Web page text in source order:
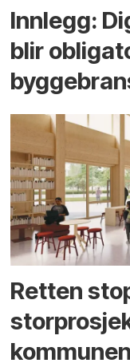
Innlegg:
blir
Retten